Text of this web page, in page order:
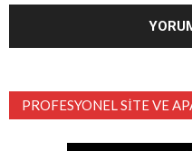
PROFESYONEL SITE VE